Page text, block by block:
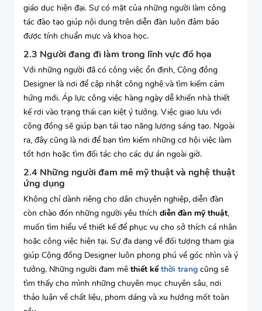
giáo dục hiện đại. Sự có mặt của những người làm công
tác đào tạo giúp nội dung trên diễn đàn luôn đảm bảo
được tính chuẩn mực và khoa học.
2.3 Người đang đi làm trong lĩnh vực đồ họa
Với những người đã có công việc ổn định, Cộng đồng
Designer là nơi để cập nhật công nghệ và tìm kiếm cảm
hứng mới. Áp lực công việc hàng ngày dễ khiến nhà thiết
kế rơi vào trạng thái cạn kiệt ý tưởng. Việc giao lưu với
cộng đồng sẽ giúp bạn tái tạo năng lượng sáng tạo. Ngoài
ra, đây cũng là nơi để bạn tìm kiếm những cơ hội việc làm
tốt hơn hoặc tìm đối tác cho các dự án ngoài giờ.
2.4 Những người đam mê mỹ thuật và nghệ thuật
ứng dụng
Không chỉ dành riêng cho dân chuyên nghiệp, diễn đàn
còn chào đón những người yêu thích diễn đàn mỹ thuật,
muốn tìm hiểu về thiết kế để phục vụ cho sở thích cá nhân
hoặc công việc hiện tại. Sự đa dạng về đối tượng tham gia
giúp Cộng đồng Designer luôn phong phú về góc nhìn và ý
tưởng. Những người đam mê thiết kếthời trang cũng sẽ
tìm thấy cho mình những chuyên mục chuyên sâu, nơi
thảo luận về chất liệu, phom dáng và xu hướng mốt toàn